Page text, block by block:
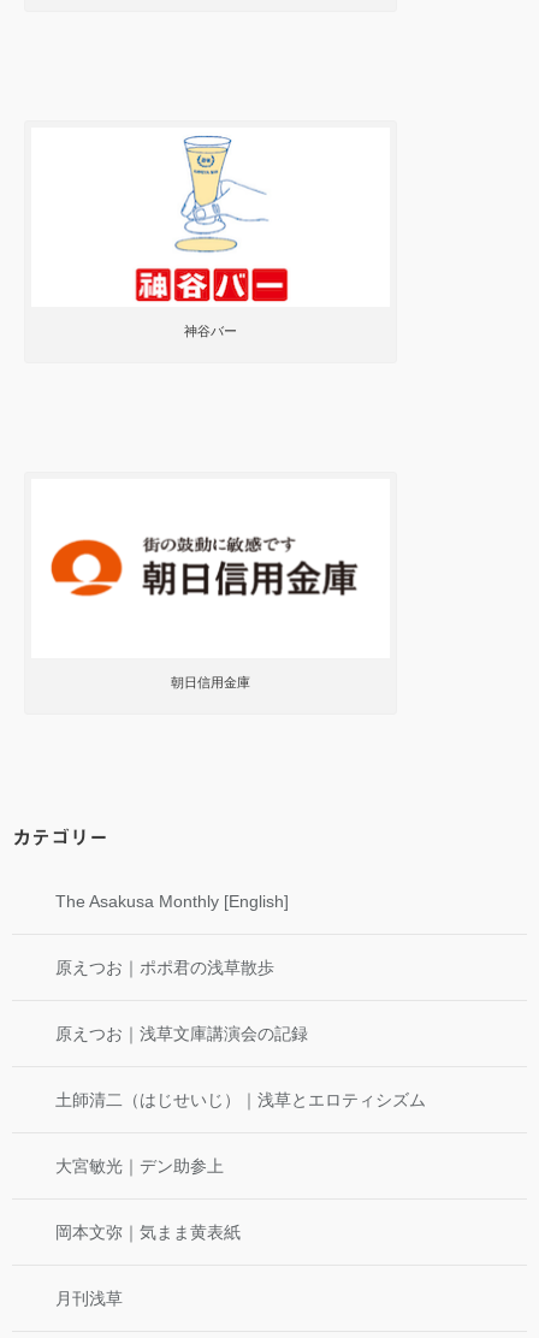
神谷バー
朝日信用金庫
カテゴリー
The Asakusa Monthly [English]
原えつお｜ポポ君の浅草散歩
原えつお｜浅草文庫講演会の記録
土師清二（はじせいじ）｜浅草とエロティシズム
大宮敏光｜デン助参上
岡本文弥｜気まま黄表紙
月刊浅草